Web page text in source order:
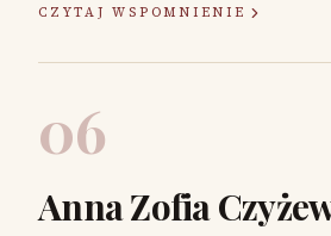
CZYTAJ WSPOMNIENIE
06
Anna Zofia